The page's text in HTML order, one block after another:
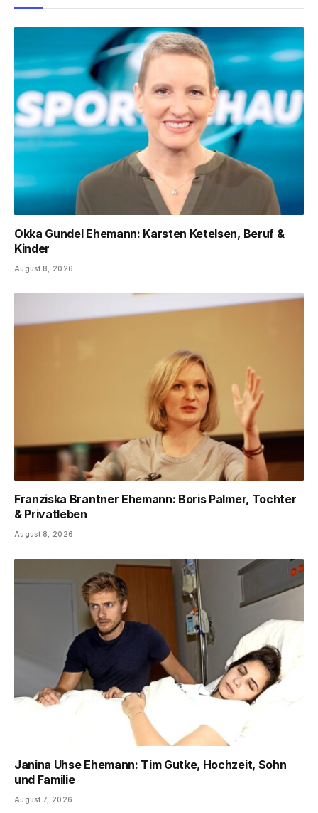
Okka Gundel Ehemann: Karsten Ketelsen, Beruf &
Kinder
August 8, 2026
Franziska Brantner Ehemann: Boris Palmer, Tochter
& Privatleben
August 8, 2026
Janina Uhse Ehemann: Tim Gutke, Hochzeit, Sohn
und Familie
August 7, 2026